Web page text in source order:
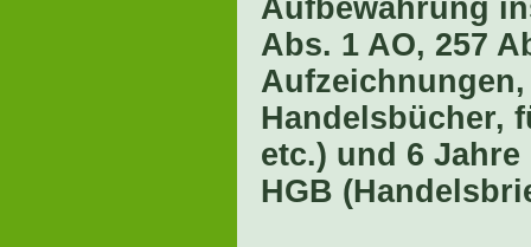
Aufbewahrung
Abs. 1 AO, 257
Handelsbücher,
etc.) und 6 Jahre
HGB